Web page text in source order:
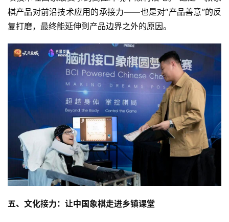
棋产品对前沿技术应用的承接力——也是对“产品善意”的反
复打磨，最终能延伸到产品边界之外的原因。
五、文化接力：让中国象棋走进乡镇课堂